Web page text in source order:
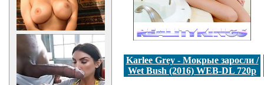
Karlee Grey - Мокрые заросли /
Wet Bush (2016) WEB-DL 720p